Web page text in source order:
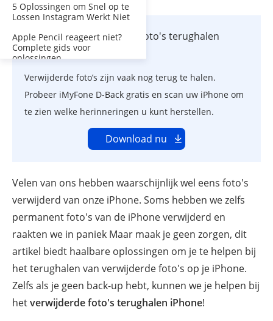
5 Oplossingen om Snel op te
Lossen Instagram Werkt Niet
Apple Pencil reageert niet?
Complete gids voor
oplossingen
Definitief verwijderde foto's terughalen
iPhone in één klik
Verwijderde foto’s zijn vaak nog terug te halen.
Probeer iMyFone D-Back gratis en scan uw iPhone om
te zien welke herinneringen u kunt herstellen.
Download nu
Velen van ons hebben waarschijnlijk wel eens foto's
verwijderd van onze iPhone. Soms hebben we zelfs
permanent foto's van de iPhone verwijderd en
raakten we in paniek Maar maak je geen zorgen, dit
artikel biedt haalbare oplossingen om je te helpen bij
het terughalen van verwijderde foto's op je iPhone.
Zelfs als je geen back-up hebt, kunnen we je helpen bij
hetverwijderde foto's terughalen iPhone!